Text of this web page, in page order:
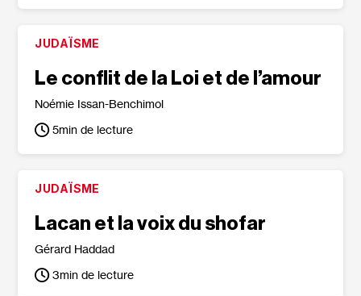
JUDAÏSME
Le conflit de la Loi et de l’amour
Noémie Issan-Benchimol
5min de lecture
JUDAÏSME
Lacan et la voix du shofar
Gérard Haddad
3min de lecture